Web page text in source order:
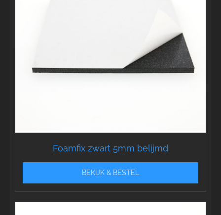
Foamfix zwart 5mm belijmd
BEKIJK & BESTEL